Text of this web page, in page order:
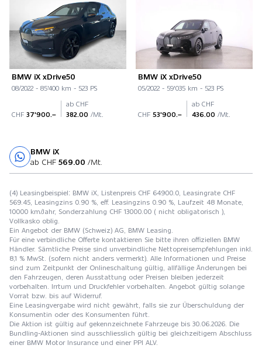
BMW iX xDrive50
08/2022 - 85'400 km - 523 PS
CHF 37'900.–
ab CHF
382.00 /Mt.
BMW iX xDrive50
05/2022 - 59'035 km - 523 PS
CHF 53'900.–
ab CHF
436.00 /Mt.
BMW iX
ab CHF 569.00 /Mt.
(4) Leasingbeispiel: BMW iX, Listenpreis CHF 64900.0, Leasingrate CHF
569.45, Leasingzins 0.90 %, eff. Leasingzins 0.90 %, Laufzeit 48 Monate,
10000 km/Jahr, Sonderzahlung CHF 13000.00 ( nicht obligatorisch ),
Vollkasko oblig.
Ein Angebot der BMW (Schweiz) AG, BMW Leasing.
Für eine verbindliche Offerte kontaktieren Sie bitte ihren offiziellen BMW
Händler. Sämtliche Preise sind unverbindliche Nettopreisempfehlungen inkl.
8,1 % MwSt. (sofern nicht anders vermerkt). Alle Informationen und Preise
sind zum Zeitpunkt der Onlineschaltung gültig, allfällige Änderungen bei
den Fahrzeugen, deren Ausstattung oder Preisen bleiben jederzeit
vorbehalten. Irrtum und Druckfehler vorbehalten. Angebot gültig solange
Vorrat bzw. bis auf Widerruf.
Eine Leasingvergabe wird nicht gewährt, falls sie zur Überschuldung der
Konsumentin oder des Konsumenten führt.
Die Aktion ist gültig auf gekennzeichnete Fahrzeuge bis 30.06.2026. Die
Bundling-Aktionen sind ausschliesslich gültig bei gleichzeitigem Abschluss
einer BMW Motor Insurance und einer PPI ALV.